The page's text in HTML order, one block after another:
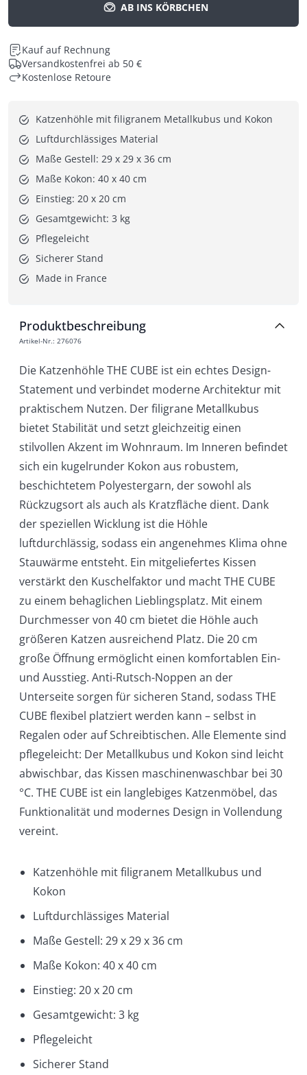
AB INS KÖRBCHEN
Kauf auf Rechnung
Versandkostenfrei ab 50 €
Kostenlose Retoure
Katzenhöhle mit filigranem Metallkubus und Kokon
Luftdurchlässiges Material
Maße Gestell: 29 x 29 x 36 cm
Maße Kokon: 40 x 40 cm
Einstieg: 20 x 20 cm
Gesamtgewicht: 3 kg
Pflegeleicht
Sicherer Stand
Made in France
Produktbeschreibung
Artikel-Nr.: 276076
Die Katzenhöhle THE CUBE ist ein echtes Design-
Statement und verbindet moderne Architektur mit
praktischem Nutzen. Der filigrane Metallkubus
bietet Stabilität und setzt gleichzeitig einen
stilvollen Akzent im Wohnraum. Im Inneren befindet
sich ein kugelrunder Kokon aus robustem,
beschichtetem Polyestergarn, der sowohl als
Rückzugsort als auch als Kratzfläche dient. Dank
der speziellen Wicklung ist die Höhle
luftdurchlässig, sodass ein angenehmes Klima ohne
Stauwärme entsteht. Ein mitgeliefertes Kissen
verstärkt den Kuschelfaktor und macht THE CUBE
zu einem behaglichen Lieblingsplatz. Mit einem
Durchmesser von 40 cm bietet die Höhle auch
größeren Katzen ausreichend Platz. Die 20 cm
große Öffnung ermöglicht einen komfortablen Ein-
und Ausstieg. Anti-Rutsch-Noppen an der
Unterseite sorgen für sicheren Stand, sodass THE
CUBE flexibel platziert werden kann – selbst in
Regalen oder auf Schreibtischen. Alle Elemente sind
pflegeleicht: Der Metallkubus und Kokon sind leicht
abwischbar, das Kissen maschinenwaschbar bei 30
°C. THE CUBE ist ein langlebiges Katzenmöbel, das
Funktionalität und modernes Design in Vollendung
vereint.
Katzenhöhle mit filigranem Metallkubus und
Kokon
Luftdurchlässiges Material
Maße Gestell: 29 x 29 x 36 cm
Maße Kokon: 40 x 40 cm
Einstieg: 20 x 20 cm
Gesamtgewicht: 3 kg
Pflegeleicht
Sicherer Stand